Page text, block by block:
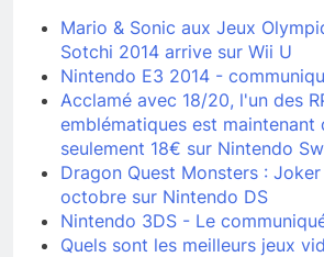
Mario & Sonic aux Jeux
Sotchi 2014 arrive sur Wii U
Nintendo E3 2014 -
Acclamé avec 18/20, l'un des
emblématiques est maintenant
seulement 18€ sur Nintendo
Dragon Quest Monsters :
octobre sur Nintendo DS
Nintendo 3DS - Le
Quels sont les meilleurs jeux